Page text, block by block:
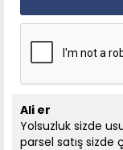
Ali er
Yolsuzluk sizde
parsel satış sizde